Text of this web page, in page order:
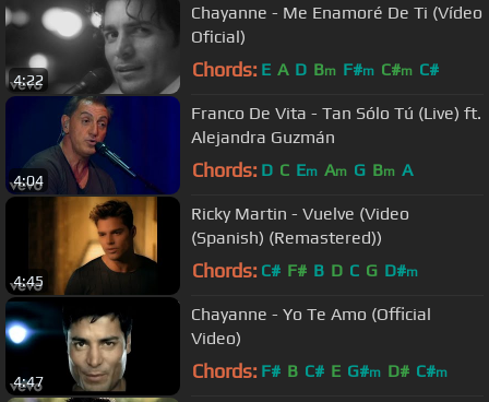
4:22
Chayanne - Me Enamoré De Ti (Vídeo
Oficial)
Chords: E A D Bm F#m C#m C#
4:04
Franco De Vita - Tan Sólo Tú (Live) ft.
Alejandra Guzmán
Chords: D C Em Am G Bm A
4:45
Ricky Martin - Vuelve (Video
(Spanish) (Remastered))
Chords: C# F# B D C G D#m
4:47
Chayanne - Yo Te Amo (Official
Video)
Chords: F# B C# E G#m D# C#m